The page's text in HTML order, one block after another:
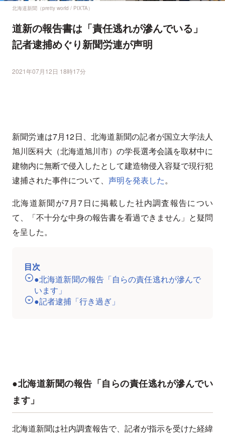
北海道新聞（pretty world / PIXTA）
道新の報告書は「責任逃れが滲んでいる」
記者逮捕めぐり新聞労連が声明
2021年07月12日 18時17分
新聞労連は7月12日、北海道新聞の記者が国立大学法人
旭川医科大（北海道旭川市）の学長選考会議を取材中に
建物内に無断で侵入したとして建造物侵入容疑で現行犯
逮捕された事件について、 声明を発表した。
北海道新聞が7月7日に掲載した社内調査報告につい
て、「不十分な中身の報告書を看過できません」と疑問
を呈した。
目次
●北海道新聞の報告「自らの責任逃れが滲んで
います」
●記者逮捕「行き過ぎ」
●北海道新聞の報告「自らの責任逃れが滲んでい
ます」
北海道新聞は社内調査報告で、記者が指示を受けた経緯